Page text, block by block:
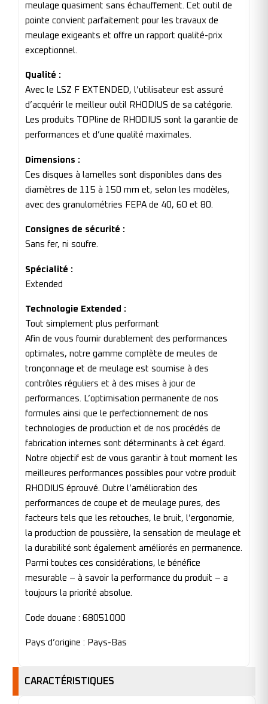
meulage quasiment sans échauffement. Cet outil de
pointe convient parfaitement pour les travaux de
meulage exigeants et offre un rapport qualité-prix
exceptionnel.
Qualité :
Avec le LSZ F EXTENDED, l’utilisateur est assuré
d’acquérir le meilleur outil RHODIUS de sa catégorie.
Les produits TOPline de RHODIUS sont la garantie de
performances et d’une qualité maximales.
Dimensions :
Ces disques à lamelles sont disponibles dans des
diamètres de 115 à 150 mm et, selon les modèles,
avec des granulométries FEPA de 40, 60 et 80.
Consignes de sécurité :
Sans fer, ni soufre.
Spécialité :
Extended
Technologie Extended :
Tout simplement plus performant
Afin de vous fournir durablement des performances
optimales, notre gamme complète de meules de
tronçonnage et de meulage est soumise à des
contrôles réguliers et à des mises à jour de
performances. L’optimisation permanente de nos
formules ainsi que le perfectionnement de nos
technologies de production et de nos procédés de
fabrication internes sont déterminants à cet égard.
Notre objectif est de vous garantir à tout moment les
meilleures performances possibles pour votre produit
RHODIUS éprouvé. Outre l’amélioration des
performances de coupe et de meulage pures, des
facteurs tels que les retouches, le bruit, l’ergonomie,
la production de poussière, la sensation de meulage et
la durabilité sont également améliorés en permanence.
Parmi toutes ces considérations, le bénéfice
mesurable – à savoir la performance du produit – a
toujours la priorité absolue.
Code douane : 68051000
Pays d’origine : Pays-Bas
CARACTÉRISTIQUES